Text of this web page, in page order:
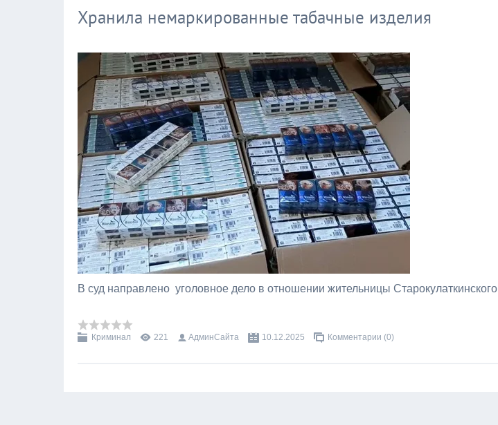
Хранила немаркированные табачные изделия
В суд направлено уголовное дело в отношении жительницы Старокулаткинского
Криминал 221 АдминСайта 10.12.2025 Комментарии (0)